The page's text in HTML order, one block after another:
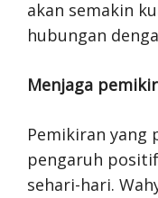
akan semakin
hubungan
Menjaga
Pemikiran yang
pengaruh
sehari-hari.